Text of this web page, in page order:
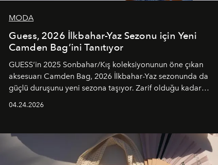
MODA
Guess, 2026 İlkbahar-Yaz Sezonu için Yeni
Camden Bag’ini Tanıtıyor
GUESS’in 2025 Sonbahar/Kış koleksiyonunun öne çıkan
aksesuarı Camden Bag, 2026 İlkbahar-Yaz sezonunda da
güçlü duruşunu yeni sezona taşıyor. Zarif olduğu kadar
04.24.2026